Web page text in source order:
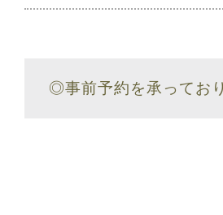
◎事前予約を承ってお